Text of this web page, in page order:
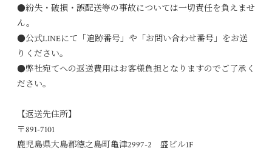
●紛失・破損・誤配送等の事故については一切責任を負えませ
ん。
●公式LINEにて「追跡番号」や「お問い合わせ番号」をお送
りください。
●弊社宛てへの返送費用はお客様負担となりますのでご了承く
ださい。
【返送先住所】
〒891-7101
鹿児島県大島郡徳之島町亀津2997-2 盛ビル1F